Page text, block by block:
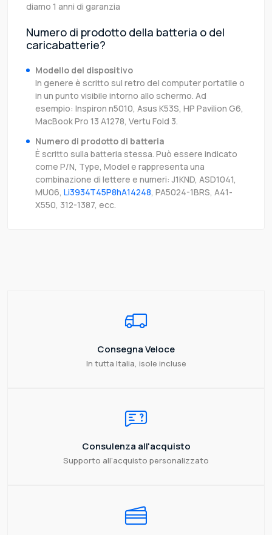
diamo 1 anni di garanzia
Numero di prodotto della batteria o del
caricabatterie?
Modello del dispositivo
In genere è scritto sul retro del computer portatile o
in un punto visibile intorno allo schermo. Ad
esempio: Inspiron n5010, Asus K53S, HP Pavilion G6,
MacBook Pro 13 A1278, Vertu Fold 3.
Numero di prodotto di batteria
È scritto sulla batteria stessa. Può essere indicato
come P/N, Type, Model e rappresenta una
combinazione di lettere e numeri: J1KND, ASD1041,
MU06, Li3934T45P8hA14248, PA5024-1BRS, A41-
X550, 312-1387, ecc.
Consegna Veloce
In tutta Italia, isole incluse
Consulenza all'acquisto
Supporto all'acquisto personalizzato